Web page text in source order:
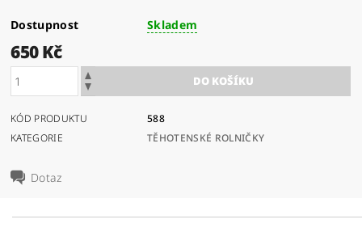
Dostupnost Skladem
650 Kč
KÓD PRODUKTU
588
KATEGORIE
TĚHOTENSKÉ ROLNIČKY
Dotaz